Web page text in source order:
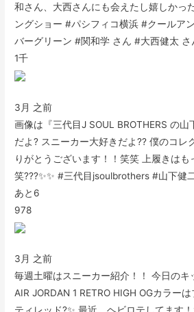
和さん、大西さんにも会えたし嬉しかっ
ングショー #パシフィコ横浜 #クールア
バーグリーン #関和学 さん #大西健太 さ
1千
3月 之前
画像は『三代目J SOUL BROTHERS の山
だよ? スニーカー大好きだよ?? 僕のコレ
りがとうございます！！笑笑 上履きは
笑???✨✨ #三代目jsoulbrothers #山下健
あと6
978
3月 之前
毎週土曜はスニーカー紹介！！ 今日のキ
AIR JORDAN 1 RETRO HIGH OGカラー